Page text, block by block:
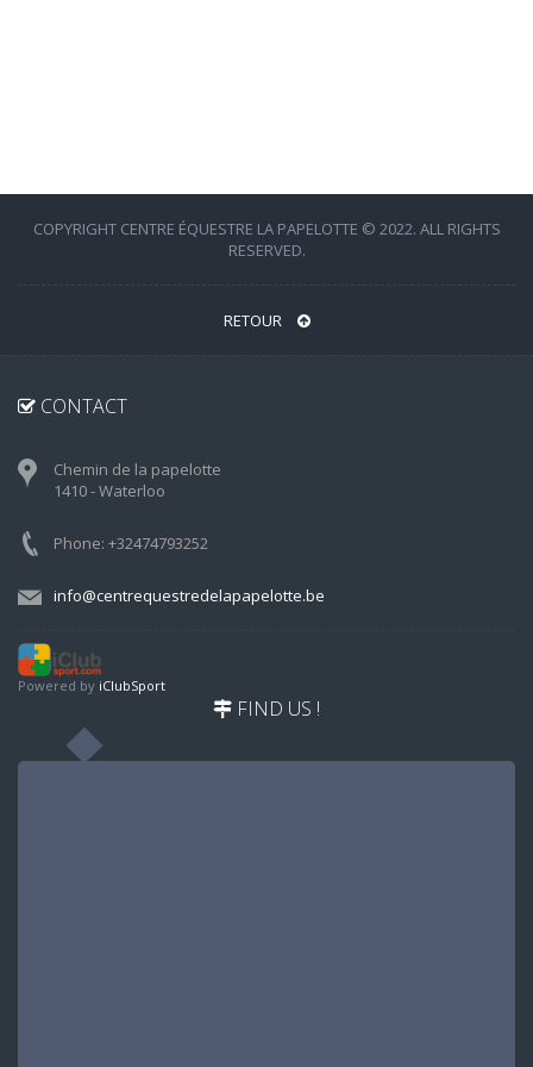
COPYRIGHT CENTRE ÉQUESTRE LA PAPELOTTE © 2022. ALL RIGHTS
RESERVED.
RETOUR
CONTACT
Chemin de la papelotte
1410 - Waterloo
Phone: +32474793252
info@centrequestredelapapelotte.be
Powered by iClubSport
FIND US !